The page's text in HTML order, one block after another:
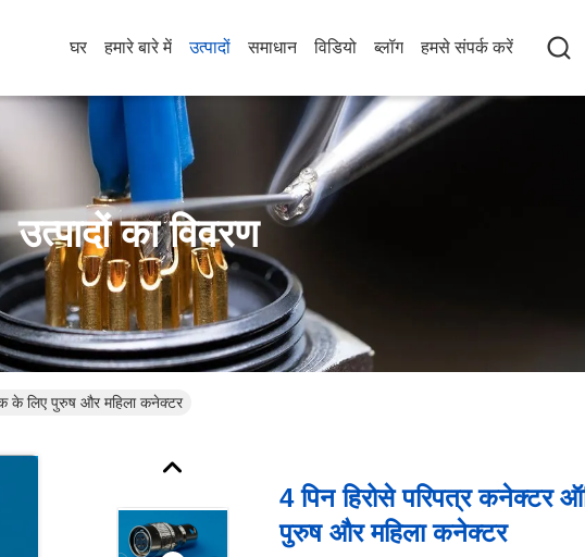
घर हमारे बारे में उत्पादों समाधान विडियो ब्लॉग हमसे संपर्क करें
उत्पादों का विवरण
के लिए पुरुष और महिला कनेक्टर
4 पिन हिरोसे परिपत्र कनेक्टर
पुरुष और महिला कनेक्टर